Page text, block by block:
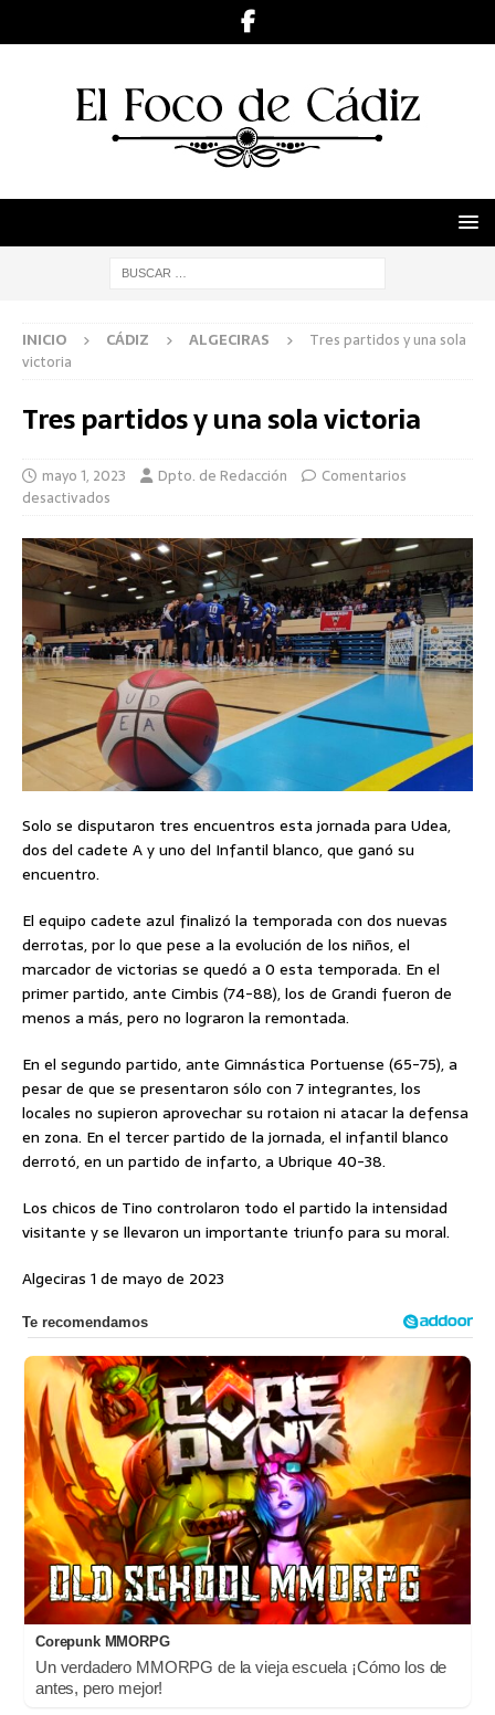
INICIO CÁDIZ ALGECIRAS
Tres partidos y una sola
victoria
Tres partidos y una sola victoria
mayo 1, 2023 Dpto. de Redacción
Comentarios
desactivados
Solo se disputaron tres encuentros esta jornada para Udea,
dos del cadete A y uno del Infantil blanco, que ganó su
encuentro.
El equipo cadete azul finalizó la temporada con dos nuevas
derrotas, por lo que pese a la evolución de los niños, el
marcador de victorias se quedó a 0 esta temporada. En el
primer partido, ante Cimbis (74-88), los de Grandi fueron de
menos a más, pero no lograron la remontada.
En el segundo partido, ante Gimnástica Portuense (65-75), a
pesar de que se presentaron sólo con 7 integrantes, los
locales no supieron aprovechar su rotaion ni atacar la defensa
en zona. En el tercer partido de la jornada, el infantil blanco
derrotó, en un partido de infarto, a Ubrique 40-38.
Los chicos de Tino controlaron todo el partido la intensidad
visitante y se llevaron un importante triunfo para su moral.
Algeciras 1 de mayo de 2023
Corepunk MMORPG
Un verdadero MMORPG de la vieja escuela ¡Cómo los de
antes, pero mejor!